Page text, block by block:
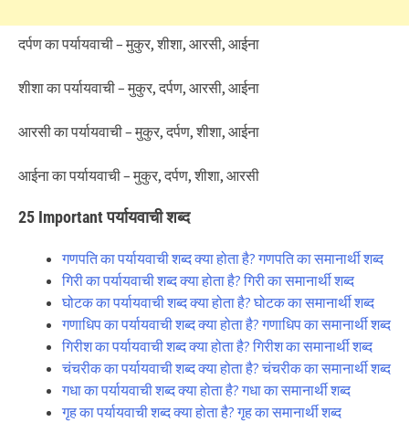
दर्पण का पर्यायवाची – मुकुर, शीशा, आरसी, आईना
शीशा का पर्यायवाची – मुकुर, दर्पण, आरसी, आईना
आरसी का पर्यायवाची – मुकुर, दर्पण, शीशा, आईना
आईना का पर्यायवाची – मुकुर, दर्पण, शीशा, आरसी
25 Important पर्यायवाची शब्द
गणपति का पर्यायवाची शब्द क्या होता है? गणपति का समानार्थी शब्द
गिरी का पर्यायवाची शब्द क्या होता है? गिरी का समानार्थी शब्द
घोटक का पर्यायवाची शब्द क्या होता है? घोटक का समानार्थी शब्द
गणाधिप का पर्यायवाची शब्द क्या होता है? गणाधिप का समानार्थी शब्द
गिरीश का पर्यायवाची शब्द क्या होता है? गिरीश का समानार्थी शब्द
चंचरीक का पर्यायवाची शब्द क्या होता है? चंचरीक का समानार्थी शब्द
गधा का पर्यायवाची शब्द क्या होता है? गधा का समानार्थी शब्द
गृह का पर्यायवाची शब्द क्या होता है? गृह का समानार्थी शब्द